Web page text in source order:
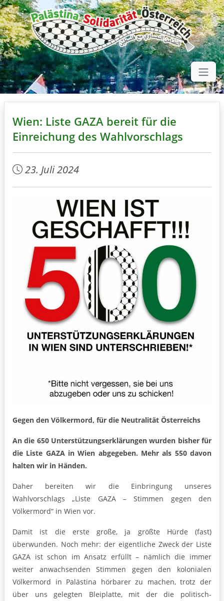
Wien: Liste GAZA bereit für die
Einreichung des Wahlvorschlags
23. Juli 2024
Gegen den Völkermord, für die Neutralität Österreichs
An die 650 Unterstützungserklärungen wurden bisher für
die Liste GAZA in Wien abgegeben. Mehr als 550 davon
halten wir in Händen.
Daher bereiten wir die Einbringung unseres
Wahlvorschlags „Liste GAZA – Stimmen gegen den
Völkermord“ in Wien vor.
Damit ist die erste große, ja größte Hürde (fast)
überwunden. Noch mehr: der eigentliche Zweck der Liste
GAZA ist schon im Ansatz erfüllt – nämlich die immer
weiter anwachsenden Stimmen gegen den kolonialen
Völkermord in Palästina hörbarer zu machen, trotz der
über uns gelegten Bleiplatte, mit der die politisch-